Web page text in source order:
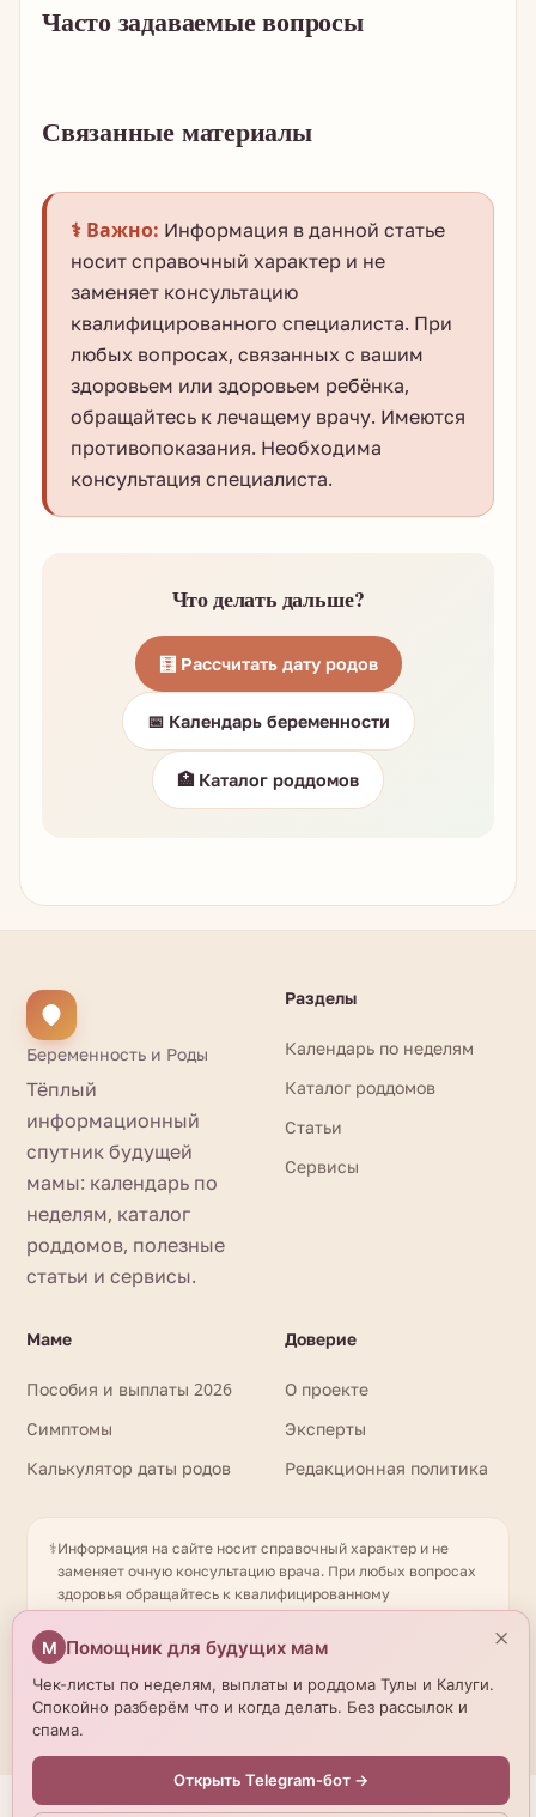
Часто задаваемые вопросы
Связанные материалы
⚕️ Важно: Информация в данной статье
носит справочный характер и не
заменяет консультацию
квалифицированного специалиста. При
любых вопросах, связанных с вашим
здоровьем или здоровьем ребёнка,
обращайтесь к лечащему врачу. Имеются
противопоказания. Необходима
консультация специалиста.
Что делать дальше?
🧮 Рассчитать дату родов
📅 Календарь беременности
🏥 Каталог роддомов
Беременность и Роды
Тёплый
информационный
спутник будущей
мамы: календарь по
неделям, каталог
роддомов, полезные
статьи и сервисы.
Разделы
Календарь по неделям
Каталог роддомов
Статьи
Сервисы
Маме
Пособия и выплаты 2026
Симптомы
Калькулятор даты родов
Доверие
О проекте
Эксперты
Редакционная политика
⚕️Информация на сайте носит справочный характер и не
заменяет очную консультацию врача. При любых вопросах
здоровья обращайтесь к квалифицированному
специалисту. Имеются противопоказания. Необходима
консультация специалиста. Данные о роддомах получены
из открытых источников и могут отличаться от актуальной
информации — уточняйте по телефону. © 2026
beremennostirody.ru
М Помощник для будущих мам
Чек-листы по неделям, выплаты и роддома Тулы и Калуги.
Спокойно разберём что и когда делать. Без рассылок и
спама.
Открыть Telegram-бот →
×